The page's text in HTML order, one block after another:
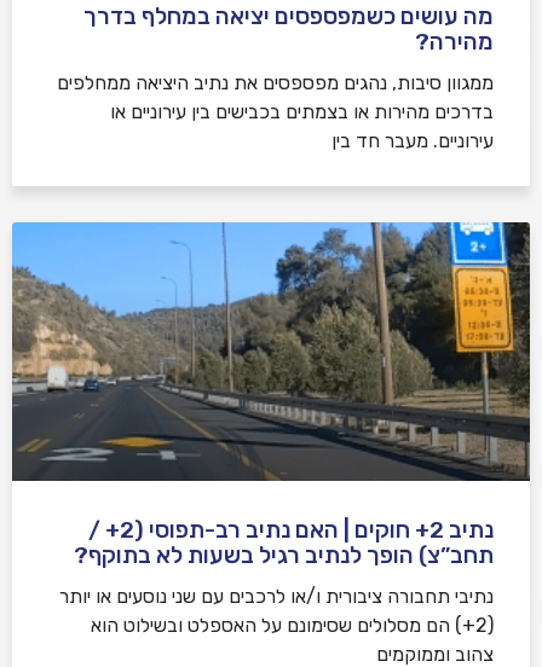
מה עושים כשמפספסים יציאה במחלף בדרך
מהירה?
ממגוון סיבות, נהגים מפספסים את נתיב היציאה ממחלפים
בדרכים מהירות או בצמתים בכבישים בין עירוניים או
עירוניים. מעבר חד בין
נתיב 2+ חוקים | האם נתיב רב-תפוסי (2+ /
תחב”צ) הופך לנתיב רגיל בשעות לא בתוקף?
נתיבי תחבורה ציבורית ו/או לרכבים עם שני נוסעים או יותר
(2+) הם מסלולים שסימונם על האספלט ובשילוט הוא
צהוב וממוקמים